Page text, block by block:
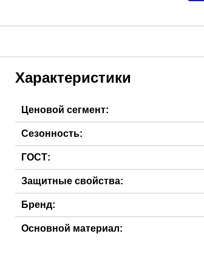
Характеристики
Ценовой сегмент:
Сезонность:
ГОСТ:
Защитные свойства:
Бренд:
Основной материал: